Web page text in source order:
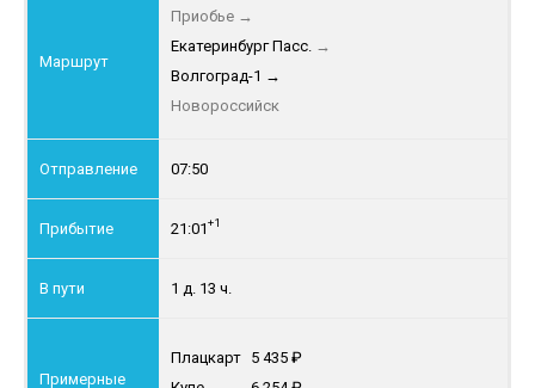
Приобье →
Екатеринбург Пасс. →
Волгоград-1 →
Новороссийск
07:50
21:01+1
1 д. 13 ч.
Плацкарт 5 435